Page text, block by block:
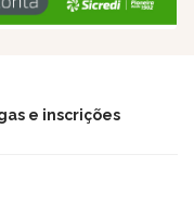
e inscrições